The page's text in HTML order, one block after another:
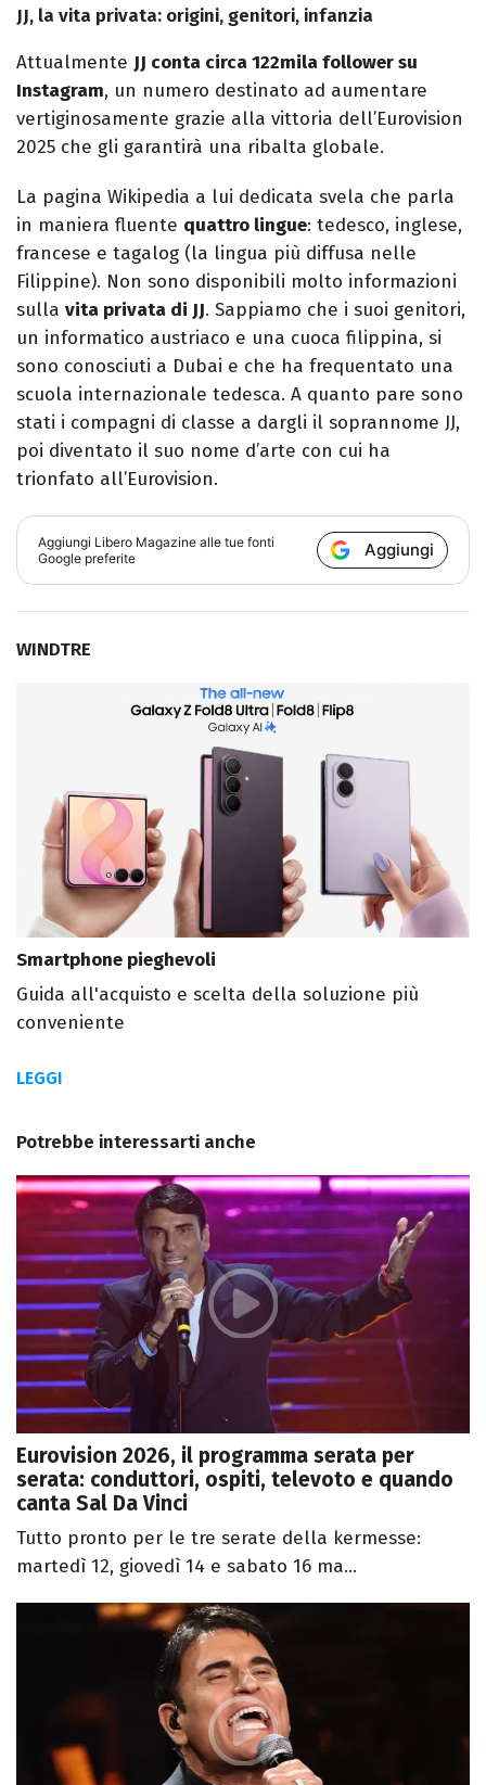
JJ, la vita privata: origini, genitori, infanzia
Attualmente JJ conta circa 122mila follower su
Instagram, un numero destinato ad aumentare
vertiginosamente grazie alla vittoria dell’Eurovision
2025 che gli garantirà una ribalta globale.
La pagina Wikipedia a lui dedicata svela che parla
in maniera fluente quattro lingue: tedesco, inglese,
francese e tagalog (la lingua più diffusa nelle
Filippine). Non sono disponibili molto informazioni
sulla vita privata di JJ. Sappiamo che i suoi genitori,
un informatico austriaco e una cuoca filippina, si
sono conosciuti a Dubai e che ha frequentato una
scuola internazionale tedesca. A quanto pare sono
stati i compagni di classe a dargli il soprannome JJ,
poi diventato il suo nome d’arte con cui ha
trionfato all’Eurovision.
Aggiungi Libero Magazine alle tue fonti
Google preferite
Aggiungi
WINDTRE
Smartphone pieghevoli
Guida all'acquisto e scelta della soluzione più
conveniente
LEGGI
Potrebbe interessarti anche
Eurovision 2026, il programma serata per
serata: conduttori, ospiti, televoto e quando
canta Sal Da Vinci
Tutto pronto per le tre serate della kermesse:
martedì 12, giovedì 14 e sabato 16 ma...